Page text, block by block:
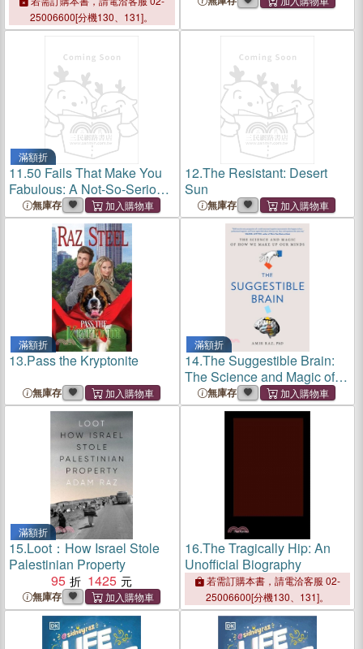
Enlightenment
25006600[分機130、131]。
滿額折
11.50 Fails That Make You
Fabulous: A Not-So-Serious
Guide to Owning Every Flop
無庫存
12.The Resistant: Desert
Sun
無庫存
滿額折
13.Pass the Kryptonite
無庫存
滿額折
14.The Suggestible Brain:
The Science and Magic of
How We Make Up Our
Minds
無庫存
滿額折
15.Loot：How Israel Stole
Palestinian Property
95
1425
無庫存
16.The Tragically Hip: An
Unofficial Biography
若需訂購本書，請電洽客服 02-
25006600[分機130、131]。